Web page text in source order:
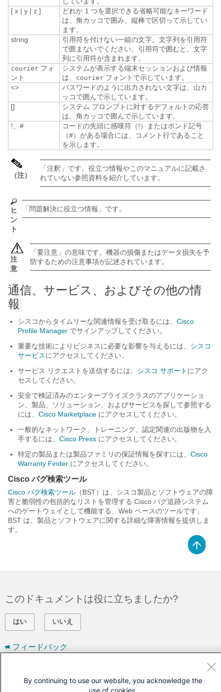
[ x | y | z ]
どれか 1 つを選択できる省略可能なキーワード
は、角カッコで囲み、縦棒で区切って示してい
ます。
string
引用符を付けない一組の文字。文字列を引用符
で囲まないでください。引用符で囲むと、文字
列に引用符が含まれます。
courier フォ
ント
システムが表示する端末セッションおよび情報
は、 courier フォントで示しています。
<>
パスワードのように出力されない文字は、山カ
ッコで囲んで示しています。
[]
システム プロンプトに対するデフォルトの応答
は、角カッコで囲んで示しています。
!、#
コードの先頭に感嘆符（!）またはポンド記号
（#）がある場合には、コメント行であること
を示します。
（注）
「注釈」です。役立つ情報やこのマニュアルに記載さ
れていない参照資料を紹介しています。
ヒ
ン
ト
「問題解決に役立つ情報」です。
注
意
「要注意」の意味です。機器の損傷またはデータ損失を予
防するための注意事項が記述されています。
通信、サービス、およびその他の情
報
シスコからタイムリーな関連情報を受け取るには、 Cisco
Profile Manager でサインアップしてください。
重要な技術によりビジネスに必要な影響を与えるには、 シスコ
サービスにアクセスしてください。
サービス リクエストを送信するには、 シスコ サポート にアク
セスしてください。
安全で検証済みのエンタープライズクラスのアプリケーショ
ン、製品、ソリューション、およびサービスを探して参照する
には、 Cisco Marketplace にアクセスしてください。
一般的なネットワーク、トレーニング、認定関連の出版物を入
手するには、 Cisco Press にアクセスしてください。
特定の製品または製品ファミリの保証情報を探すには、 Cisco
Warranty Finder にアクセスしてください。
Cisco バグ検索ツール
Cisco バグ検索ツール （BST）は、シスコ製品とソフトウェアの障
害と脆弱性の包括的なリストを管理する Cisco バグ追跡システム
へのゲートウェイとして機能する、Web ベースのツールです。
BST は、製品とソフトウェアに関する詳細な障害情報を提供しま
す。
このドキュメントは役に立ちましたか?
はい いいえ
フィードバック
シスコに問い合わせ
By continuing to use our website, you acknowledge the
use of cookies.